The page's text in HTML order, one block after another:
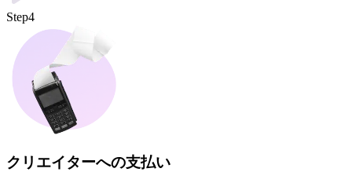
Step4
クリエイターへの支払い